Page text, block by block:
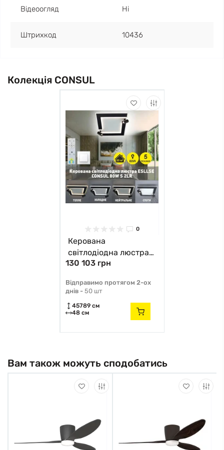
Відеоогляд Ні
Штрихкод 10436
Колекція CONSUL
0
Керована
світлодіодна люстра
CONSUL S 2LR 80 Вт
Чорно-біла 10436
130 103 грн
Відправимо протягом 2-ох
днів - 50 шт
45789 см
48 см
Вам також можуть сподобатись